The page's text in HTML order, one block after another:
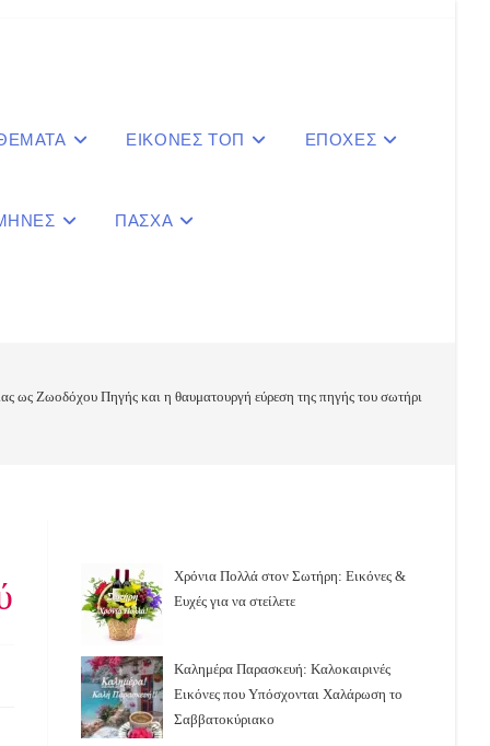
ΕΙΚΟΝΕΣ ΤΟΠ ΕΠΟΧΕΣ
ΠΑΣΧΑ
ως Ζωοδόχου Πηγής και η θαυματουργή εύρεση της πηγής του σωτήριου αυτού
Χρόνια Πολλά στον Σωτήρη: Εικόνες &
Ευχές για να στείλετε
Καλημέρα Παρασκευή: Καλοκαιρινές
Εικόνες που Υπόσχονται Χαλάρωση το
Σαββατοκύριακο